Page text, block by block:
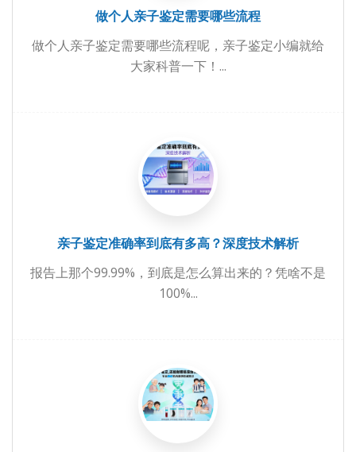
做个人亲子鉴定需要哪些流程
做个人亲子鉴定需要哪些流程呢，亲子鉴定小编就给
大家科普一下！...
亲子鉴定准确率到底有多高？深度技术解析
报告上那个99.99%，到底是怎么算出来的？凭啥不是
100%...